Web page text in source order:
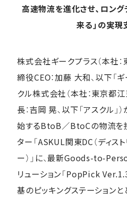
高速物流を進化させ、ロン
来る」の実現
株式会社ギークプラス（本社
締役CEO：加藤 大和、以下「ギ
クル株式会社（本社：東京都
長：吉岡 晃、以下「アスクル
始するBtoB／BtoCの物流を
ター「ASKUL関東DC（ディス
ー）」に、最新Goods-to-
リューション「PopPick
基のピッキングステーション